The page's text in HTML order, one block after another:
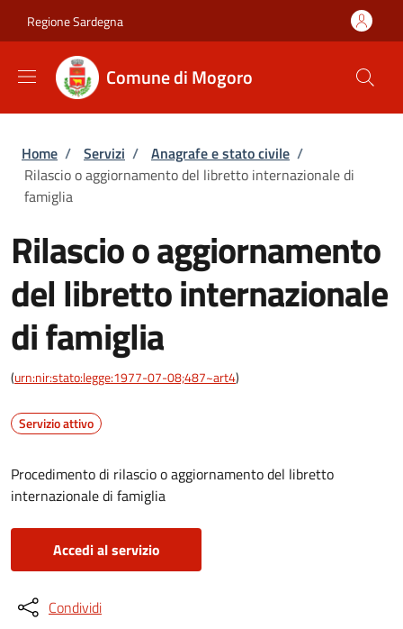
Regione Sardegna
Comune di Mogoro
Briciole di pane
Home / Servizi / Anagrafe e stato civile /
Rilascio o aggiornamento del libretto internazionale di
famiglia
Rilascio o aggiornamento
del libretto internazionale
di famiglia
(urn:nir:stato:legge:1977-07-08;487~art4)
Servizio attivo
Procedimento di rilascio o aggiornamento del libretto
internazionale di famiglia
Accedi al servizio
Condividi